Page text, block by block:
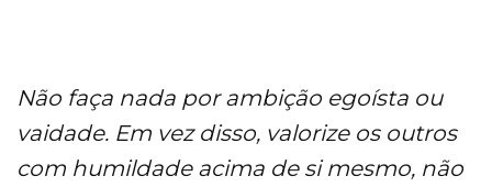
Não faça nada por ambição egoísta ou
vaidade. Em vez disso, valorize os outros
com humildade acima de si mesmo, não